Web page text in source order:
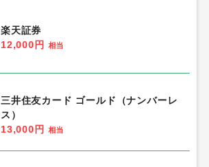
楽天証券
12,000円
相当
三井住友カード ゴールド（ナンバーレ
ス）
13,000円
相当